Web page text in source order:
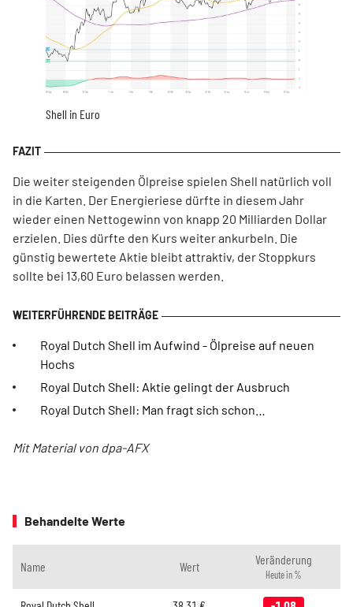
Shell in Euro
Die weiter steigenden Ölpreise spielen Shell natürlich voll
in die Karten. Der Energieriese dürfte in diesem Jahr
wieder einen Nettogewinn von knapp 20 Milliarden Dollar
erzielen. Dies dürfte den Kurs weiter ankurbeln. Die
günstig bewertete Aktie bleibt attraktiv, der Stoppkurs
sollte bei 13,60 Euro belassen werden.
Royal Dutch Shell im Aufwind - Ölpreise auf neuen
Hochs
Royal Dutch Shell: Aktie gelingt der Ausbruch
Royal Dutch Shell: Man fragt sich schon…
Mit Material von dpa-AFX
Behandelte Werte
Name Wert Veränderung
Heute in %